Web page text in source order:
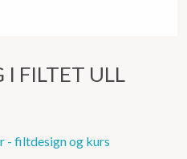
I FILTET ULL
- filtdesign og kurs